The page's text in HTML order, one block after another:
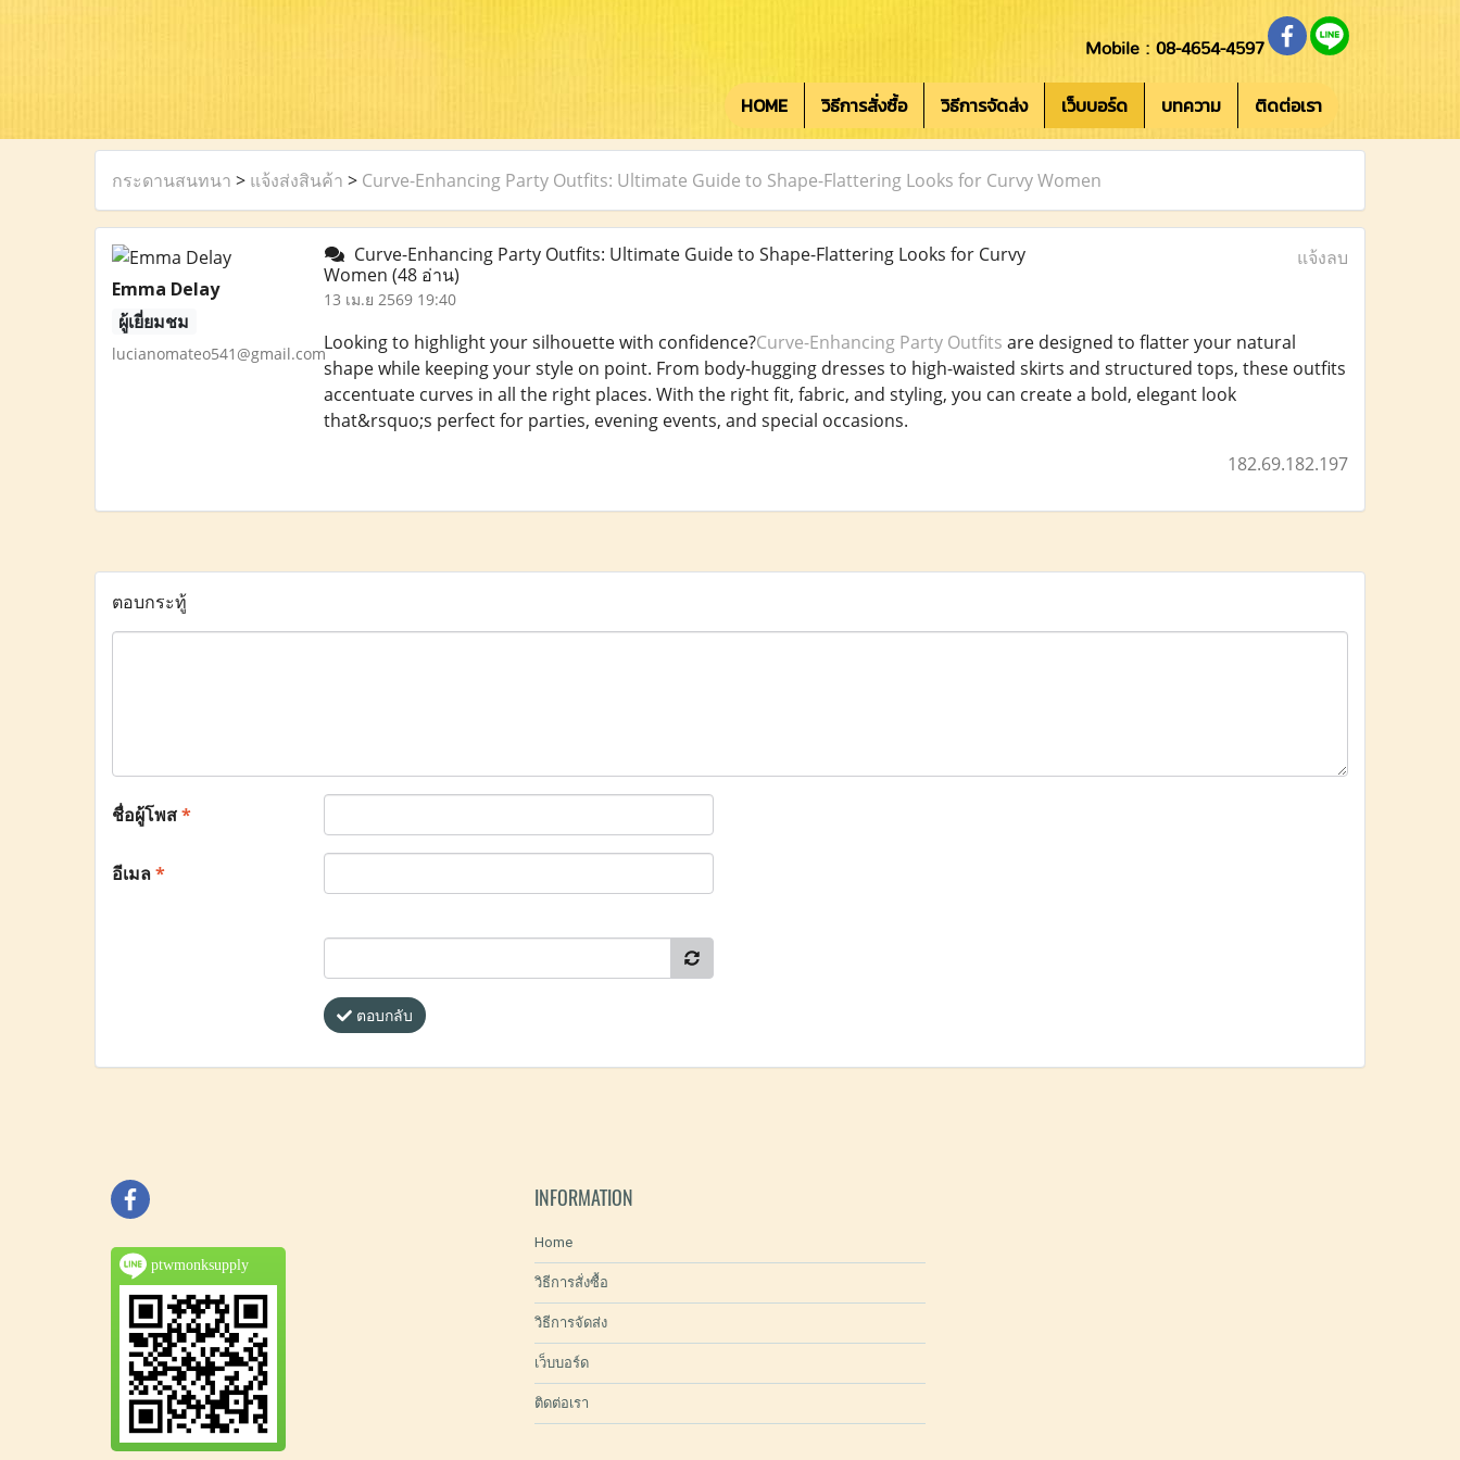
Mobile : 08-4654-4597
HOME วิธีการสั่งซื้อ วิธีการจัดส่ง เว็บบอร์ด บทความ ติดต่อเรา
กระดานสนทนา > แจ้งส่งสินค้า > Curve-Enhancing Party Outfits: Ultimate Guide to Shape-Flattering Looks for Curvy Women
Emma Delay
ผู้เยี่ยมชม
lucianomateo541@gmail.com
Curve-Enhancing Party Outfits: Ultimate Guide to Shape-Flattering Looks for Curvy
Women (48 อ่าน)
13 เม.ย 2569 19:40
แจ้งลบ
Looking to highlight your silhouette with confidence?Curve-Enhancing Party Outfits are designed to flatter your natural
shape while keeping your style on point. From body-hugging dresses to high-waisted skirts and structured tops, these outfits
accentuate curves in all the right places. With the right fit, fabric, and styling, you can create a bold, elegant look
that&rsquo;s perfect for parties, evening events, and special occasions.
182.69.182.197
ตอบกระทู้
ชื่อผู้โพส*
อีเมล*
ตอบกลับ
ptwmonksupply
INFORMATION
Home
วิธีการสั่งซื้อ
วิธีการจัดส่ง
เว็บบอร์ด
ติดต่อเรา